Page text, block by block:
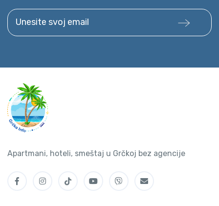
Unesite svoj email
Apartmani, hoteli, smeštaj u Grčkoj bez agencije